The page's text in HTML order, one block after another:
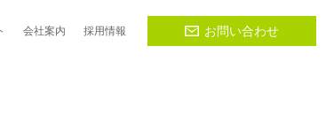
会社案内 採用情報 お問い合わせ